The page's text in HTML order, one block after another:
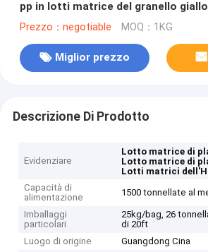
pp in lotti matrice del granello giallo
Prezzo：negotiable MOQ：1KG
Miglior prezzo
Descrizione Di Prodotto
Evidenziare
Lotto matrice di
Lotto matrice di
Lotti matrici
Capacità di
alimentazione
1500 tonnellate al
Imballaggi
particolari
25kg/bag, 26
di 20ft
Luogo di origine
Guangdong Cina